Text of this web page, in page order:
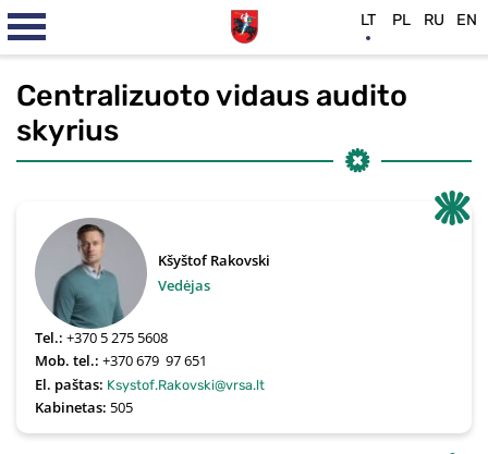
Centralizuoto vidaus audito
skyrius
Kšyštof Rakovski
Vedėjas
Tel.:+370 5 275 5608
Mob. tel.:+370 679  97 651
El. paštas: Ksystof.Rakovski@vrsa.lt
Kabinetas: 505
LT PL RU EN